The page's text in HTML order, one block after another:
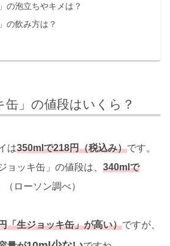
の泡立ちやキメは？
の飲み方は？
缶」の値段はいくら？
は350mlで218円（税込み）です。
ョッキ缶」の値段は、 340mlで
（ローソン調べ）
「生ジョッキ缶」が高い）ですが、